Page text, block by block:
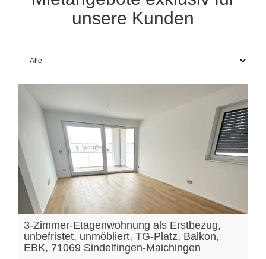
unsere Kunden
3-Zimmer-Etagenwohnung als Erstbezug,
unbefristet, unmöbliert, TG-Platz, Balkon,
EBK, 71069 Sindelfingen-Maichingen